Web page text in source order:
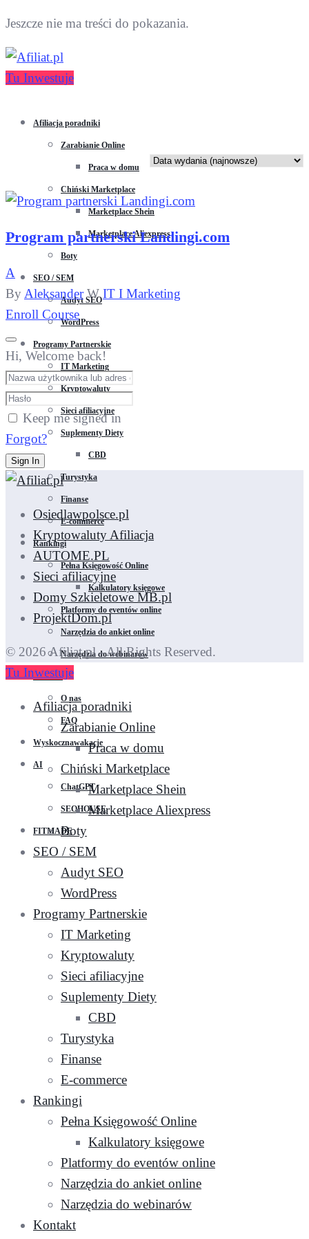
Jeszcze nie ma treści do pokazania.
Tu Inwestuje
Afiliacja poradniki
Zarabianie Online
Praca w domu
Chiński Marketplace
Marketplace Shein
Marketplace Aliexpress
Boty
SEO / SEM
Audyt SEO
WordPress
Programy Partnerskie
IT Marketing
Kryptowaluty
Sieci afiliacyjne
Suplementy Diety
CBD
Turystyka
Finanse
E-commerce
Rankingi
Pełna Księgowość Online
Kalkulatory księgowe
Platformy do eventów online
Narzędzia do ankiet online
Narzędzia do webinarów
Kontakt
O nas
FAQ
Wyskocznawakacje
AI
ChatGPT
SEOHOUSE
FITMADE
Program partnerski Landingi.com
A
ByAleksanderWIT I Marketing
Enroll Course
Hi, Welcome back!
Keep me signed in
Forgot?
Sign In
Osiedlawpolsce.pl
Kryptowaluty Afiliacja
AUTOME.PL
Sieci afiliacyjne
Domy Szkieletowe MB.pl
ProjektDom.pl
© 2026 Afiliat.pl - All Rights Reserved.
Tu Inwestuje
Afiliacja poradniki
Zarabianie Online
Praca w domu
Chiński Marketplace
Marketplace Shein
Marketplace Aliexpress
Boty
SEO / SEM
Audyt SEO
WordPress
Programy Partnerskie
IT Marketing
Kryptowaluty
Sieci afiliacyjne
Suplementy Diety
CBD
Turystyka
Finanse
E-commerce
Rankingi
Pełna Księgowość Online
Kalkulatory księgowe
Platformy do eventów online
Narzędzia do ankiet online
Narzędzia do webinarów
Kontakt